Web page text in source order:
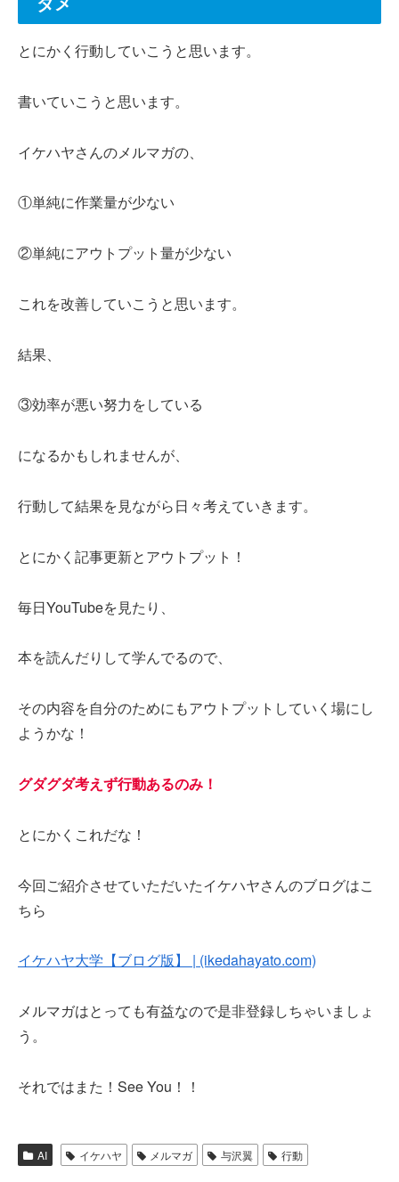
とにかく行動していこうと思います。
書いていこうと思います。
イケハヤさんのメルマガの、
①単純に作業量が少ない
②単純にアウトプット量が少ない
これを改善していこうと思います。
結果、
③効率が悪い努力をしている
になるかもしれませんが、
行動して結果を見ながら日々考えていきます。
とにかく記事更新とアウトプット！
毎日YouTubeを見たり、
本を読んだりして学んでるので、
その内容を自分のためにもアウトプットしていく場にし
ようかな！
グダグダ考えず行動あるのみ！
とにかくこれだな！
今回ご紹介させていただいたイケハヤさんのブログはこ
ちら
イケハヤ大学【ブログ版】 | (ikedahayato.com)
メルマガはとっても有益なので是非登録しちゃいましょ
う。
それではまた！See You！！
AI イケハヤ メルマガ 与沢翼 行動